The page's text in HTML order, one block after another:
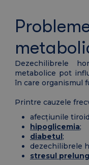
Dezechilibrele
metabolice pot
în care organismul
Printre cauzele
afecțiunile
hipoglicemia;
diabetul ;
dezechilibrele
stresul